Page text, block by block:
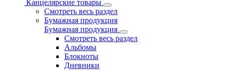
Канцелярские товары
Смотреть весь раздел
Бумажная продукция
Бумажная продукция
Смотреть весь раздел
Альбомы
Блокноты
Дневники